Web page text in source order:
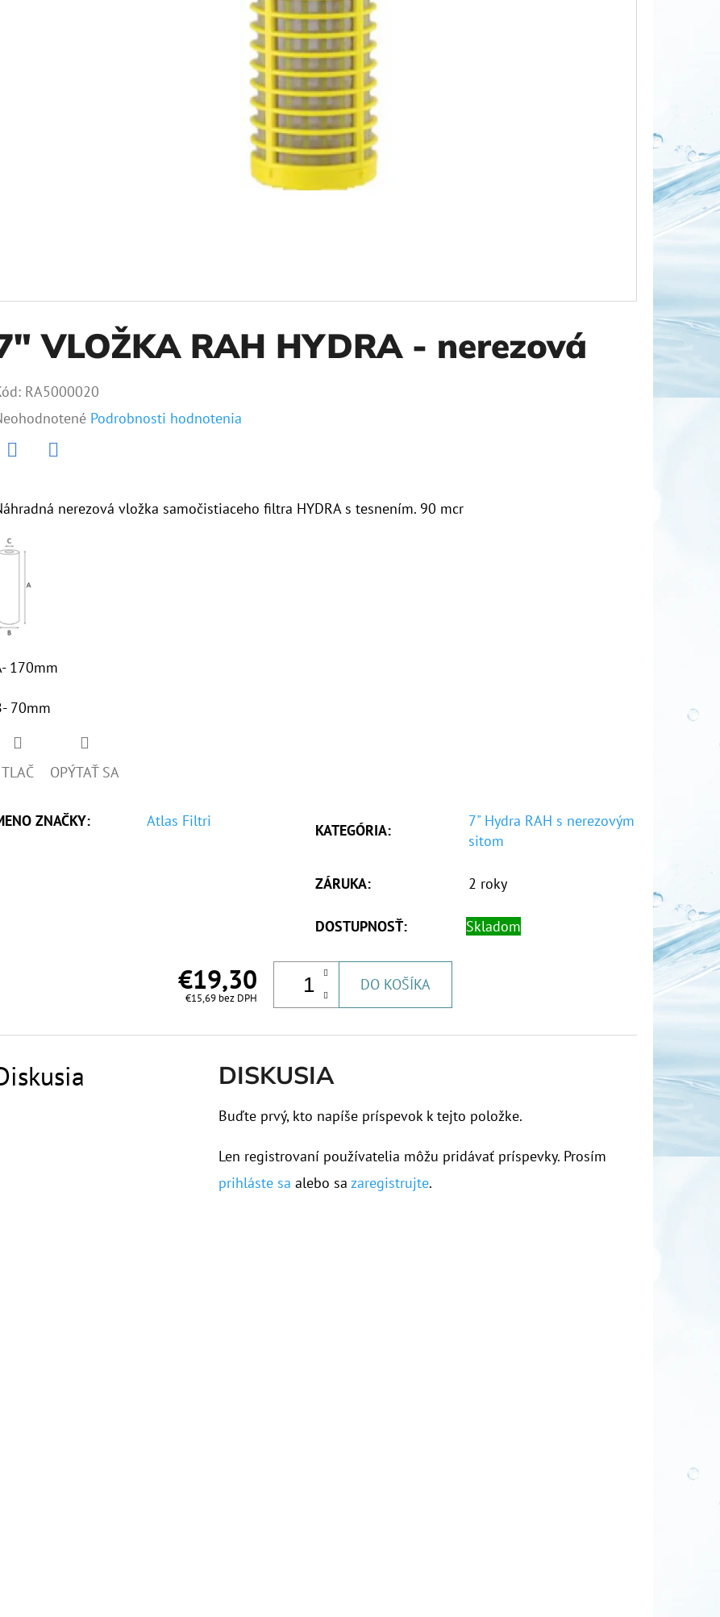
VLOŽKA RAH HYDRA - nerezová
RA5000020
hodnotenie
Podrobnosti hodnotenia
nerezová vložka samočistiaceho filtra HYDRA s tesnením. 90 mcr
170mm
70mm
TLAČ OPÝTAŤ SA
ZNAČKY: Atlas Filtri
KATEGÓRIA:
7" Hydra RAH s nerezovým
sitom
ZÁRUKA: 2 roky
DOSTUPNOSŤ: Skladom
€19,30
€15,69 bez DPH
DO KOŠÍKA
DISKUSIA
Buďte prvý, kto napíše príspevok k tejto položke.
Len registrovaní používatelia môžu pridávať príspevky. Prosím
prihláste sa alebo sazaregistrujte.
10" FILTER SENIOR DUO 1"
€37,10